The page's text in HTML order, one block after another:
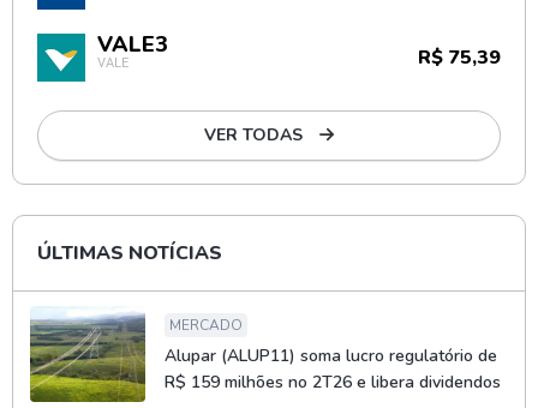
VALE3
VALE R$ 75,39
VER TODAS
ÚLTIMAS NOTÍCIAS
MERCADO
Alupar (ALUP11) soma lucro regulatório de
R$ 159 milhões no 2T26 e libera dividendos